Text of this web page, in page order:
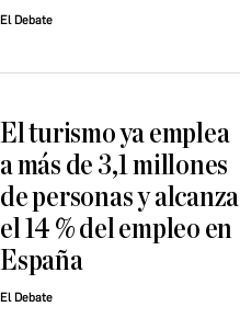
El Debate
El turismo ya emplea
a más de 3,1 millones
de personas y alcanza
el 14 % del empleo en
España
El Debate